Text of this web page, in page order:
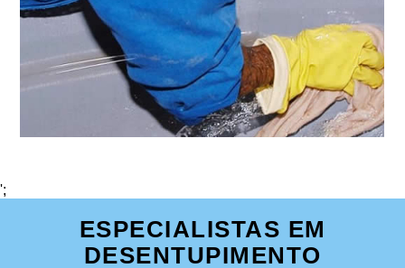
';
ESPECIALISTAS EM
DESENTUPIMENTO